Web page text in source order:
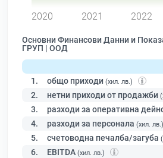
2020 2021 2022
Основни Финансови Данни и
ГРУП | ООД
1. общо приходи (хил. лв.)
2. нетни приходи от продажби
3. разходи за оперативна
4. разходи за персонала (хил. лв.)
5. счетоводна печалба/загуба
6. EBITDA (хил. лв.)